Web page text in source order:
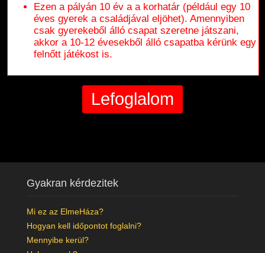
Ezen a pályán 10 év a a korhatár (például egy 10
éves gyerek a családjával eljöhet). Amennyiben
csak gyerekeből álló csapat szeretne játszani,
akkor a 10-12 évesekből álló csapatba kérünk egy
felnőtt játékost is.
Gyakran kérdezitek
Mi ez az ElmeHáza?
Hogyan kell időpontot foglalni?
Mennyibe kerül?